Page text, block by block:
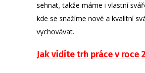
sehnat, takže máme i vlastní
kde se snažíme nové a kvalitní
vychovávat.
Jak vidíte trh práce v roce